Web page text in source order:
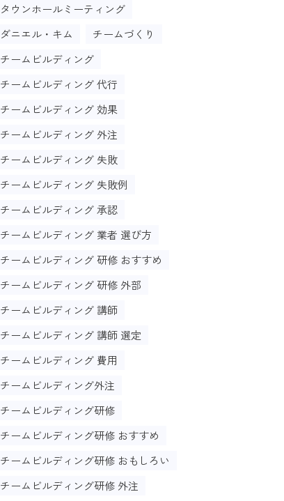
タウンホールミーティング
ダニエル・キム
チームづくり
チームビルディング
チームビルディング 代行
チームビルディング 効果
チームビルディング 外注
チームビルディング 失敗
チームビルディング 失敗例
チームビルディング 承認
チームビルディング 業者 選び方
チームビルディング 研修 おすすめ
チームビルディング 研修 外部
チームビルディング 講師
チームビルディング 講師 選定
チームビルディング 費用
チームビルディング外注
チームビルディング研修
チームビルディング研修 おすすめ
チームビルディング研修 おもしろい
チームビルディング研修 外注